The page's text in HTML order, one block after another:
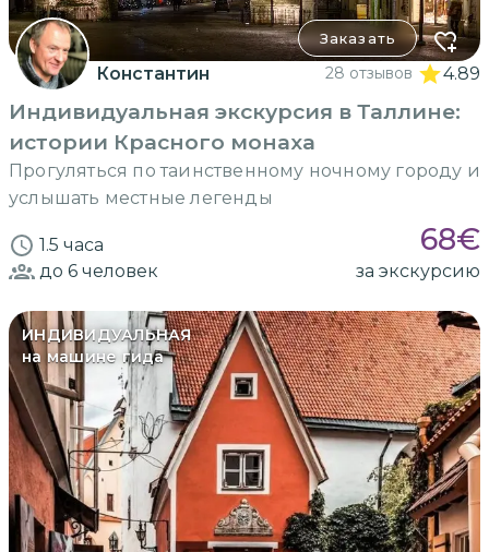
Заказать
Константин 28 отзывов 4.89
Индивидуальная экскурсия в Таллине:
истории Красного монаха
Прогуляться по таинственному ночному городу и
услышать местные легенды
1.5 часа 68€
до 6 человек за экскурсию
ИНДИВИДУАЛЬНАЯ
на машине гида